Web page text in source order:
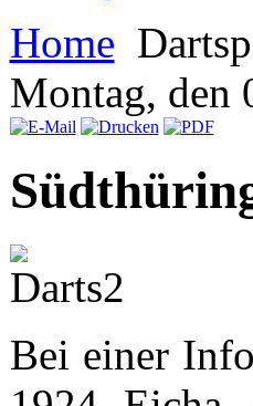
Home
Montag, den
Bei einer